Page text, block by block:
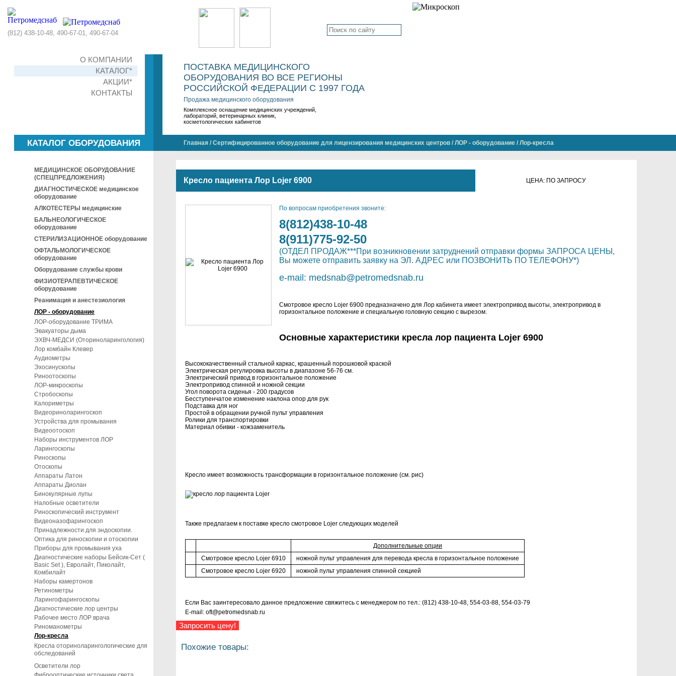
(812) 438-10-48, 490-67-01, 490-67-04
О КОМПАНИИ
КАТАЛОГ*
АКЦИИ*
КОНТАКТЫ
ПОСТАВКА МЕДИЦИНСКОГО
ОБОРУДОВАНИЯ ВО ВСЕ РЕГИОНЫ
РОССИЙСКОЙ ФЕДЕРАЦИИ С 1997 ГОДА
Продажа медицинского оборудования
Комплексное оснащение медицинских учреждений,
лабораторий, ветеринарных клиник,
косметологических кабинетов
КАТАЛОГ ОБОРУДОВАНИЯ
МЕДИЦИНСКОЕ ОБОРУДОВАНИЕ
(СПЕЦПРЕДЛОЖЕНИЯ)
ДИАГНОСТИЧЕСКОЕ медицинское
оборудование
АЛКОТЕСТЕРЫ медицинские
БАЛЬНЕОЛОГИЧЕСКОЕ
оборудование
СТЕРИЛИЗАЦИОННОЕ оборудование
ОФТАЛЬМОЛОГИЧЕСКОЕ
оборудование
Оборудование службы крови
ФИЗИОТЕРАПЕВТИЧЕСКОЕ
оборудование
Реанимация и анестезиология
ЛОР - оборудование
ЛОР-оборудование ТРИМА
Эвакуаторы дыма
ЭХВЧ-МЕДСИ (Оториноларингология)
Лор комбайн Клевер
Аудиометры
Эхосинускопы
Риноотоскопы
ЛОР-микроскопы
Стробоскопы
Калориметры
Видеориноларингоскоп
Устройства для промывания
Видеоотоскоп
Наборы инструментов ЛОР
Ларингоскопы
Риноскопы
Отоскопы
Аппараты Латон
Аппараты Диолан
Бинокулярные лупы
Налобные осветители
Риноскопический инструмент
Видеоназофарингоскоп
Принадлежности для эндоскопии.
Оптика для риноскопии и отоскопии
Приборы для промывания уха
Диагностические наборы Бейсик-Сет (
Basic Set ), Евролайт, Пиколайт,
Комбилайт
Наборы камертонов
Ретинометры
Ларингофарингоскопы
Диагностические лор центры
Рабочее место ЛОР врача
Риноманометры
Лор-кресла
Кресла оториноларингологические для
обследований
Осветители лор
Главная / Сертифицированное оборудование для лицензирования медицинских центров / ЛОР - оборудование / Лор-кресла
Кресло пациента Лор Lojer 6900 ЦЕНА: ПО ЗАПРОСУ
По вопросам приобретения звоните:
8(812)438-10-48
8(911)775-92-50
(ОТДЕЛ ПРОДАЖ***При возникновении затруднений отправки формы ЗАПРОСА ЦЕНЫ,
Вы можете отправить заявку на ЭЛ. АДРЕС или ПОЗВОНИТЬ ПО ТЕЛЕФОНУ*)
e-mail: medsnab@petromedsnab.ru
Смотровое кресло Lojer 6900 предназначено для Лор кабинета имеет электропривод высоты, электропривод в
горизонтальное положение и специальную головную секцию с вырезом.
Основные характеристики кресла лор пациента Lojer 6900
Высококачественный стальной каркас, крашенный порошковой краской
Электрическая регулировка высоты в диапазоне 56-76 см.
Электрический привод в горизонтальное положение
Электропривод спинной и ножной секции
Угол поворота сиденья - 200 градусов
Бесступенчатое изменение наклона опор для рук
Подставка для ног
Простой в обращении ручной пульт управления
Ролики для транспортировки
Материал обивки - кожзаменитель
Кресло имеет возможность трансформации в горизонтальное положение (см. рис)
Также предлагаем к поставке кресло смотровое Lojer следующих моделей
Дополнительные опции
Смотровое кресло Lojer 6910
ножной пульт управления для перевода кресла в горизонтальное положение
Смотровое кресло Lojer 6920
ножной пульт управления спинной секцией
Если Вас заинтересовало данное предложение свяжитесь с менеджером по тел.: (812) 438-10-48, 554-03-88, 554-03-79
E-mail: oft@petromedsnab.ru
Запросить цену!
Похожие товары: